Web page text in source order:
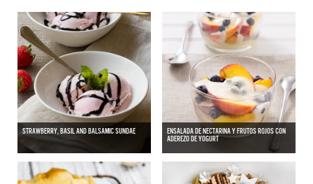
STRAWBERRY, BASIL AND BALSAMIC SUNDAE
ENSALADA DE NECTARINA Y FRUTOS ROJOS CON
ADEREZO DE YOGURT